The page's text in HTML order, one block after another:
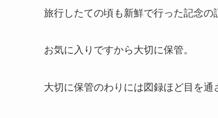
旅行したての頃も新鮮で行った記念の
お気に入りですから大切に保管。
大切に保管のわりには図録ほど目を通